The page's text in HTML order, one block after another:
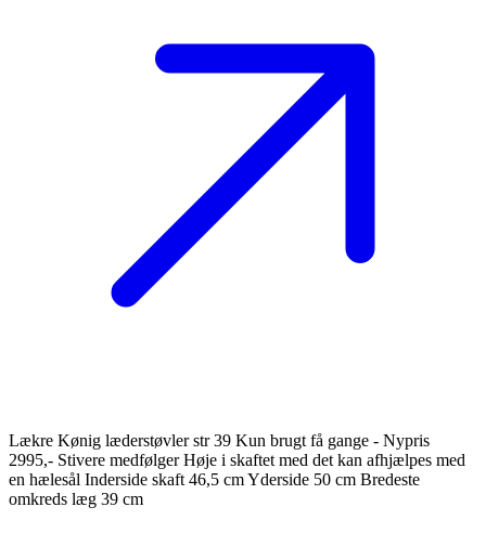
Lækre Kønig læderstøvler str 39 Kun brugt få gange - Nypris
2995,- Stivere medfølger Høje i skaftet med det kan afhjælpes med
en hælesål Inderside skaft 46,5 cm Yderside 50 cm Bredeste
omkreds læg 39 cm